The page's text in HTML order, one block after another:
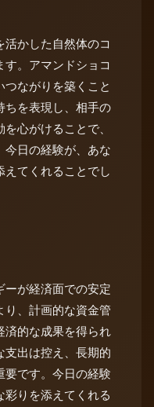
かした自然体のコ
す。アマンドショコ
ながりを築くこと
ちを表現し、相手の
心がけることで、
今日の経験が、あな
えてくれることでし
ーが経済面での安定
り、計画的な資金管
済的な成果を得られ
支出は控え、長期的
要です。今日の経験
彩りを添えてくれる